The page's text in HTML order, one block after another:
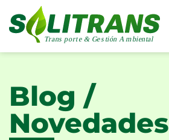
Blog /
Novedades